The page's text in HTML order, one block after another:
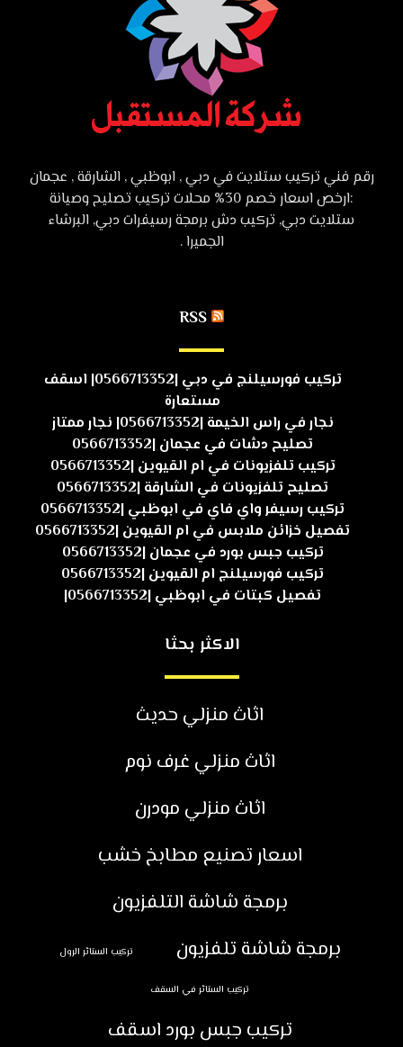
رقم فني تركيب ستلايت في دبي , ابوظبي , الشارقة , عجمان
:ارخص اسعار خصم 30% محلات تركيب تصليح وصيانة
ستلايت دبي, تركيب دش برمجة رسيفرات دبي, البرشاء
الجميرا .
RSS
تركيب فورسيلنج في دبي |0566713352| اسقف
مستعارة
نجار في راس الخيمة |0566713352| نجار ممتاز
تصليح دشات في عجمان |0566713352
تركيب تلفزيونات في ام القيوين |0566713352
تصليح تلفزيونات في الشارقة |0566713352
تركيب رسيفر واي فاي في ابوظبي |0566713352
تفصيل خزائن ملابس في ام القيوين |0566713352
تركيب جبس بورد في عجمان |0566713352
تركيب فورسيلنج ام القيوين |0566713352
تفصيل كبتات في ابوظبي |0566713352|
الاكثر بحثا
اثاث منزلي حديث
اثاث منزلي غرف نوم
اثاث منزلي مودرن
اسعار تصنيع مطابخ خشب
برمجة شاشة التلفزيون
برمجة شاشة تلفزيون
تركيب الستائر الرول
تركيب الستائر في السقف
تركيب جبس بورد اسقف